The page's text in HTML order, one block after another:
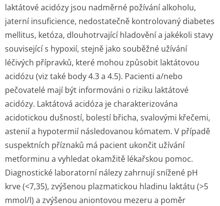
laktátové acidózy jsou nadměrné požívání alkoholu,
jaterní insuficience, nedostatečně kontrolovaný diabetes
mellitus, ketóza, dlouhotrvající hladovění a jakékoli stavy
související s hypoxií, stejně jako souběžné užívání
léčivých přípravků, které mohou způsobit laktátovou
acidózu (viz také body 4.3 a 4.5). Pacienti a/nebo
pečovatelé mají být informováni o riziku laktátové
acidózy. Laktátová acidóza je charakterizována
acidotickou dušností, bolestí břicha, svalovými křečemi,
astenií a hypotermií následovanou kómatem. V případě
suspektních příznaků má pacient ukončit užívání
metforminu a vyhledat okamžitě lékařskou pomoc.
Diagnostické laboratorní nálezy zahrnují snížené pH
krve (<7,35), zvýšenou plazmatickou hladinu laktátu (>5
mmol/l) a zvýšenou aniontovou mezeru a poměr